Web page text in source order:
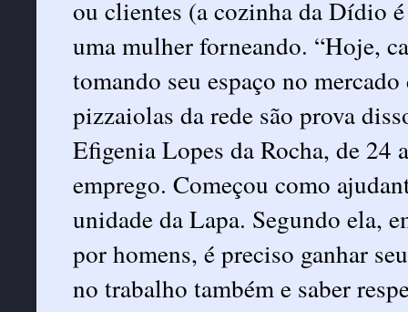
ou clientes (a cozinha da Dídio
uma mulher forneando. “Hoje,
tomando seu espaço no
pizzaiolas da rede são prova
Efigenia Lopes da Rocha, de
emprego. Começou como
unidade da Lapa. Segundo ela,
por homens, é preciso ganhar
no trabalho também e saber